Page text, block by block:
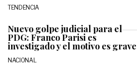
TENDENCIA
Nuevo golpe judicial para el
PDG: Franco Parisi es
investigado y el motivo es grave
NACIONAL